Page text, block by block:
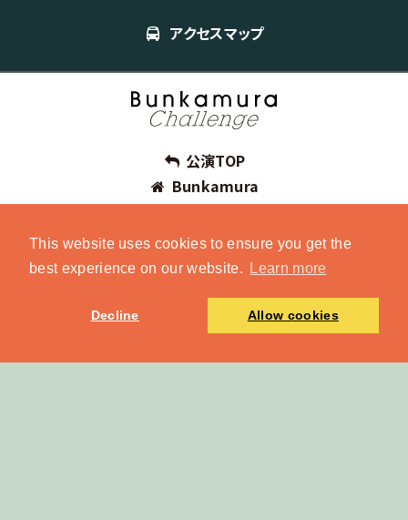
This website uses cookies to ensure you get the
best experience on our website.
Learn more
Decline Allow cookies
アクセスマップ
公演TOP
Bunkamura